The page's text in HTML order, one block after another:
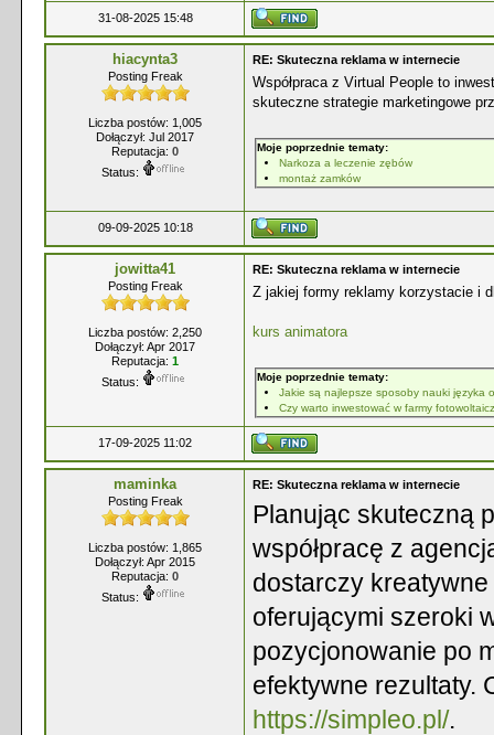
31-08-2025 15:48
hiacynta3
Posting Freak
Liczba postów: 1,005
Dołączył: Jul 2017
Reputacja: 0
Status:
RE: Skuteczna reklama w internecie
Współpraca z Virtual People to
skuteczne strategie marketingowe
Moje poprzednie tematy:
Narkoza a leczenie zębów
montaż zamków
09-09-2025 10:18
jowitta41
Posting Freak
Liczba postów: 2,250
Dołączył: Apr 2017
Reputacja: 1
Status:
RE: Skuteczna reklama w internecie
Z jakiej formy reklamy korzystacie i
kurs animatora
Moje poprzednie tematy:
Jakie są najlepsze sposoby nauki języka
Czy warto inwestować w farmy
17-09-2025 11:02
maminka
Posting Freak
Liczba postów: 1,865
Dołączył: Apr 2015
Reputacja: 0
Status:
RE: Skuteczna reklama w internecie
Planując skuteczną
współpracę z
dostarczy
oferującymi szeroki
pozycjonowanie po
efektywne rezultaty.
https://simpleo.pl/.